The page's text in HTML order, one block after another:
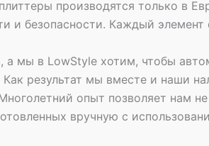
производятся только в
и безопасности. Каждый элемент
мы в LowStyle хотим, чтобы
результат мы вместе и наши
опыт позволяет нам
вручную с